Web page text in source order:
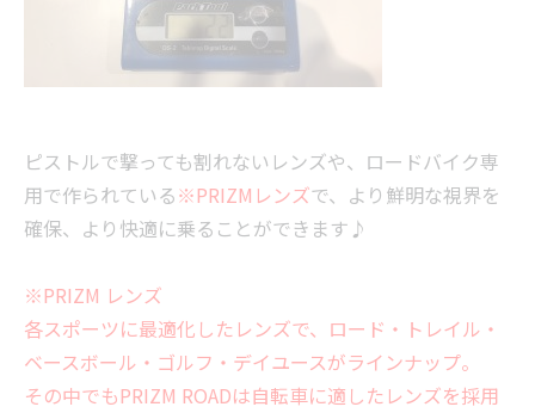
ピストルで撃っても割れないレンズや、ロードバイク専
用で作られている※PRIZMレンズで、より鮮明な視界を
確保、より快適に乗ることができます♪
※PRIZM レンズ
各スポーツに最適化したレンズで、ロード・トレイル・
ベースボール・ゴルフ・デイユースがラインナップ。
その中でもPRIZM ROADは自転車に適したレンズを採用